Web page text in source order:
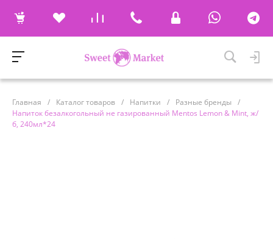
Главная / Каталог товаров / Напитки / Разные бренды
/
Напиток безалкогольный не газированный Mentos Lemon & Mint, ж/
б, 240мл*24